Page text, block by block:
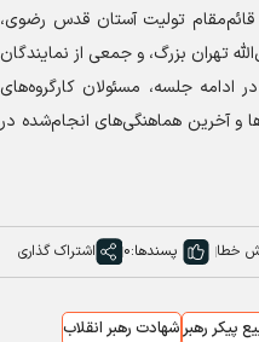
تولیت آستان قدس رضوی،
تهران بزرگ، و جمعی از نمایندگان
ادامه جلسه، مسئولان کارگروه‌های
و آخرین هماهنگی‌های انجام‌شده در
خطا پسندها:0 اشتراک گذاری
پیکر رهبر شهادت رهبر انقلاب